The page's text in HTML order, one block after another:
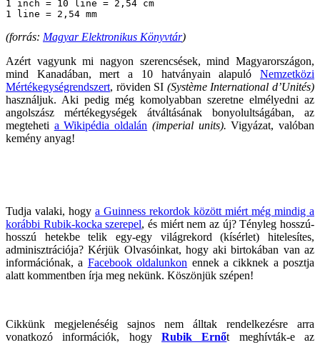
1 inch = 10 line = 2,54 cm
1 line = 2,54 mm
(forrás: Magyar Elektronikus Könyvtár)
Azért vagyunk mi nagyon szerencsések, mind Magyarországon,
mind Kanadában, mert a 10 hatványain alapuló Nemzetközi
Mértékegységrendszert, röviden SI (Système International d’Unités)
használjuk. Aki pedig még komolyabban szeretne elmélyedni az
angolszász mértékegységek átváltásának bonyolultságában, az
megteheti a Wikipédia oldalán (imperial units). Vigyázat, valóban
kemény anyag!
Tudja valaki, hogy a Guinness rekordok között miért még mindig a
korábbi Rubik-kocka szerepel, és miért nem az új? Tényleg hosszú-
hosszú hetekbe telik egy-egy világrekord (kísérlet) hitelesítes,
adminisztrációja? Kérjük Olvasóinkat, hogy aki birtokában van az
információnak, a Facebook oldalunkon ennek a cikknek a posztja
alatt kommentben írja meg nekünk. Köszönjük szépen!
Cikkünk megjelenéséig sajnos nem álltak rendelkezésre arra
vonatkozó információk, hogy Rubik Ernőt meghívták-e az